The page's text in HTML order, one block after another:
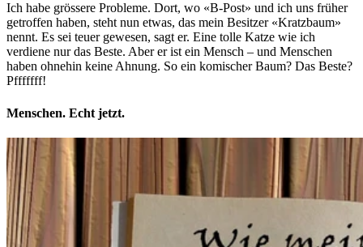
Ich habe grössere Probleme. Dort, wo «B-Post» und ich uns früher
getroffen haben, steht nun etwas, das mein Besitzer «Kratzbaum»
nennt. Es sei teuer gewesen, sagt er. Eine tolle Katze wie ich
verdiene nur das Beste. Aber er ist ein Mensch – und Menschen
haben ohnehin keine Ahnung. So ein komischer Baum? Das Beste?
Pfffffff!
Menschen. Echt jetzt.